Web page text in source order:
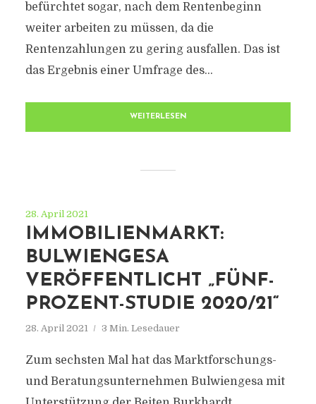
befürchtet sogar, nach dem Rentenbeginn
weiter arbeiten zu müssen, da die
Rentenzahlungen zu gering ausfallen. Das ist
das Ergebnis einer Umfrage des...
WEITERLESEN
28. April 2021
IMMOBILIENMARKT:
BULWIENGESA
VERÖFFENTLICHT „FÜNF-
PROZENT-STUDIE 2020/21“
28. April 2021 3 Min. Lesedauer
Zum sechsten Mal hat das Marktforschungs-
und Beratungsunternehmen Bulwiengesa mit